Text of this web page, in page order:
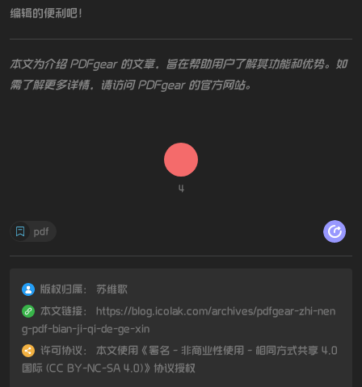
编辑的便利吧！
本文为介绍 PDFgear 的文章，旨在帮助用户了解其功能和优势。如
需了解更多详情，请访问 PDFgear 的官方网站。
4
pdf
版权归属：
苏维歌
本文链接：
https://blog.icolak.com/archives/pdfgear-zhi-nen
g-pdf-bian-ji-qi-de-ge-xin
许可协议：
本文使用《署名 - 非商业性使用 - 相同方式共享 4.0
国际 (CC BY-NC-SA 4.0)》协议授权